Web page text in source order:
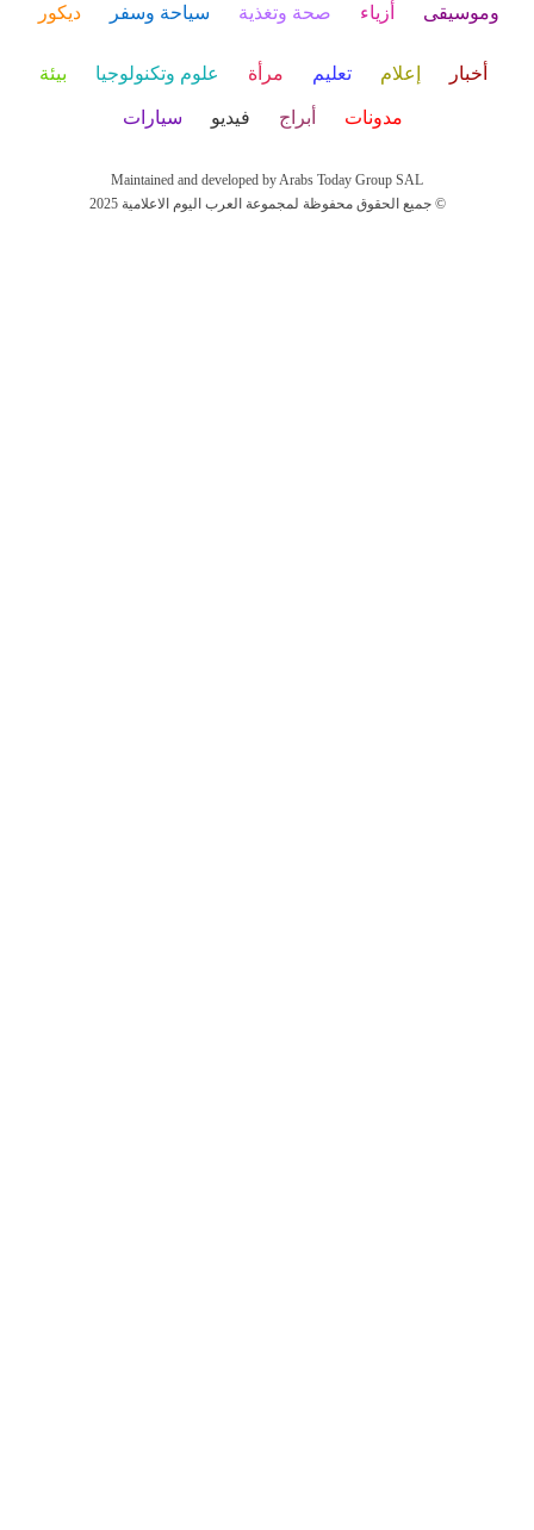
وموسيقى أزياء صحة وتغذية سياحة وسفر ديكور
أخبار إعلام تعليم مرأة علوم وتكنولوجيا بيئة
مدونات أبراج فيديو سيارات
Maintained and developed by Arabs Today Group SAL
جميع الحقوق محفوظة لمجموعة العرب اليوم الاعلامية 2025 ©